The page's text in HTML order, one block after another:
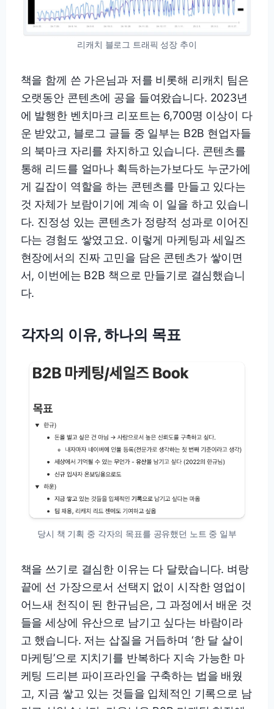
리캐치 블로그 트래픽 성장 추이
책을 함께 쓴 가은님과 저를 비롯해 리캐치 팀은
오랫동안 콘텐츠에 공을 들여왔습니다. 2023년
에 발행한 벤치마크 리포트는 6,700명 이상이 다
운 받았고, 블로그 글들 중 일부는 B2B 현업자들
의 북마크 자리를 차지하고 있습니다. 콘텐츠를
통해 리드를 얼마나 획득하는가보다도 누군가에
게 길잡이 역할을 하는 콘텐츠를 만들고 있다는
것 자체가 보람이기에 계속 이 일을 하고 있습니
다. 진정성 있는 콘텐츠가 정량적 성과로 이어진
다는 경험도 쌓였고요. 이렇게 마케팅과 세일즈
현장에서의 진짜 고민을 담은 콘텐츠가 쌓이면
서, 이번에는 B2B 책으로 만들기로 결심했습니
다.
각자의 이유, 하나의 목표
당시 책 기획 중 각자의 목표를 공유했던 노트 중 일부
책을 쓰기로 결심한 이유는 다 달랐습니다. 벼랑
끝에 선 가장으로서 선택지 없이 시작한 영업이
어느새 천직이 된 한규님은, 그 과정에서 배운 것
들을 세상에 유산으로 남기고 싶다는 바람이라
고 했습니다. 저는 삽질을 거듭하며 ‘한 달 살이
마케팅’으로 지치기를 반복하다 지속 가능한 마
케팅 드리븐 파이프라인을 구축하는 법을 배웠
고, 지금 쌓고 있는 것들을 입체적인 기록으로 남